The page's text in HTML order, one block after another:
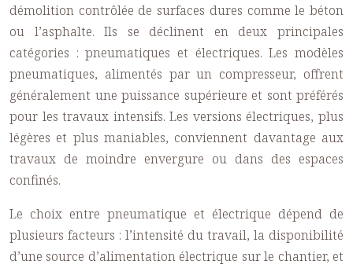
démolition contrôlée de surfaces dures comme le béton
ou l’asphalte. Ils se déclinent en deux principales
catégories : pneumatiques et électriques. Les modèles
pneumatiques, alimentés par un compresseur, offrent
généralement une puissance supérieure et sont préférés
pour les travaux intensifs. Les versions électriques, plus
légères et plus maniables, conviennent davantage aux
travaux de moindre envergure ou dans des espaces
confinés.
Le choix entre pneumatique et électrique dépend de
plusieurs facteurs : l’intensité du travail, la disponibilité
d’une source d’alimentation électrique sur le chantier, et